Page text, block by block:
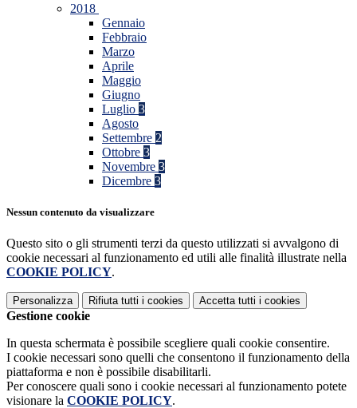
2018
Gennaio
Febbraio
Marzo
Aprile
Maggio
Giugno
Luglio 3
Agosto
Settembre 2
Ottobre 3
Novembre 3
Dicembre 3
Nessun contenuto da visualizzare
Questo sito o gli strumenti terzi da questo utilizzati si avvalgono di
cookie necessari al funzionamento ed utili alle finalità illustrate nella
COOKIE POLICY.
Personalizza Rifiuta tutti i cookies Accetta tutti i cookies
Gestione cookie
In questa schermata è possibile scegliere quali cookie consentire.
I cookie necessari sono quelli che consentono il funzionamento della
piattaforma e non è possibile disabilitarli.
Per conoscere quali sono i cookie necessari al funzionamento potete
visionare la COOKIE POLICY.